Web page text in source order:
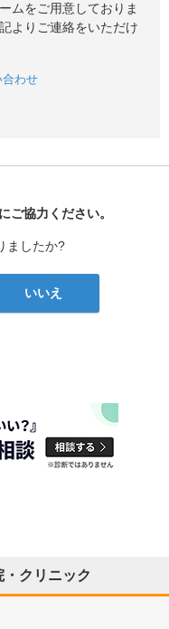
ムをご用意しておりま
よりご連絡をいただけ
合わせ
ご協力ください。
ましたか?
いいえ
クリニック